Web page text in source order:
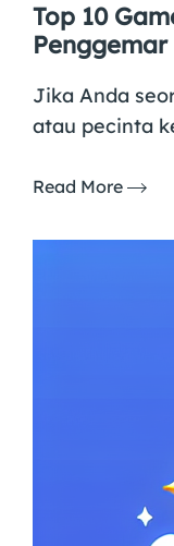
Top 10
Jika Anda
atau pecinta
Read More